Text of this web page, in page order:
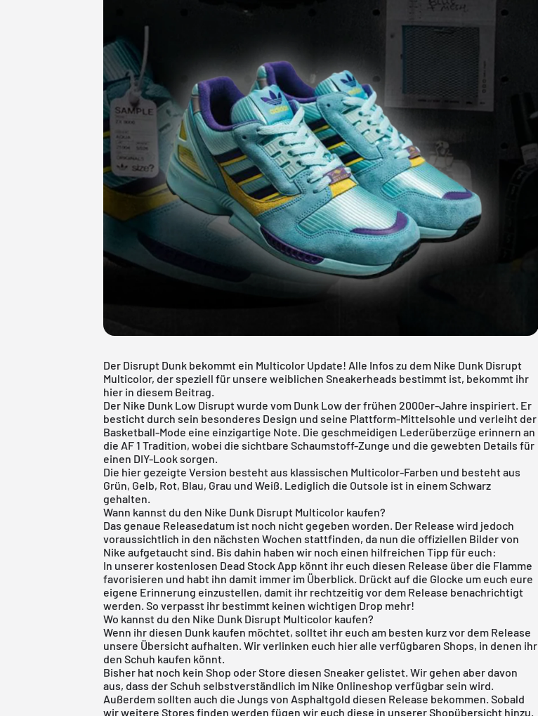
Der Disrupt Dunk bekommt ein Multicolor Update! Alle Infos zu dem Nike Dunk Disrupt
Multicolor, der speziell für unsere weiblichen Sneakerheads bestimmt ist, bekommt ihr
hier in diesem Beitrag.
Der Nike Dunk Low Disrupt wurde vom Dunk Low der frühen 2000er-Jahre inspiriert. Er
besticht durch sein besonderes Design und seine Plattform-Mittelsohle und verleiht der
Basketball-Mode eine einzigartige Note. Die geschmeidigen Lederüberzüge erinnern an
die AF 1 Tradition, wobei die sichtbare Schaumstoff-Zunge und die gewebten Details für
einen DIY-Look sorgen.
Die hier gezeigte Version besteht aus klassischen Multicolor-Farben und besteht aus
Grün, Gelb, Rot, Blau, Grau und Weiß. Lediglich die Outsole ist in einem Schwarz
gehalten.
Wann kannst du den Nike Dunk Disrupt Multicolor kaufen?
Das genaue Releasedatum ist noch nicht gegeben worden. Der Release wird jedoch
voraussichtlich in den nächsten Wochen stattfinden, da nun die offiziellen Bilder von
Nike aufgetaucht sind. Bis dahin haben wir noch einen hilfreichen Tipp für euch:
In unserer kostenlosen Dead Stock App könnt ihr euch diesen Release über die Flamme
favorisieren und habt ihn damit immer im Überblick. Drückt auf die Glocke um euch eure
eigene Erinnerung einzustellen, damit ihr rechtzeitig vor dem Release benachrichtigt
werden. So verpasst ihr bestimmt keinen wichtigen Drop mehr!
Wo kannst du den Nike Dunk Disrupt Multicolor kaufen?
Wenn ihr diesen Dunk kaufen möchtet, solltet ihr euch am besten kurz vor dem Release
unsere Übersicht aufhalten. Wir verlinken euch hier alle verfügbaren Shops, in denen ihr
den Schuh kaufen könnt.
Bisher hat noch kein Shop oder Store diesen Sneaker gelistet. Wir gehen aber davon
aus, dass der Schuh selbstverständlich im Nike Onlineshop verfügbar sein wird.
Außerdem sollten auch die Jungs von Asphaltgold diesen Release bekommen. Sobald
wir weitere Stores finden werden fügen wir euch diese in unserer Shopübersicht hinzu.